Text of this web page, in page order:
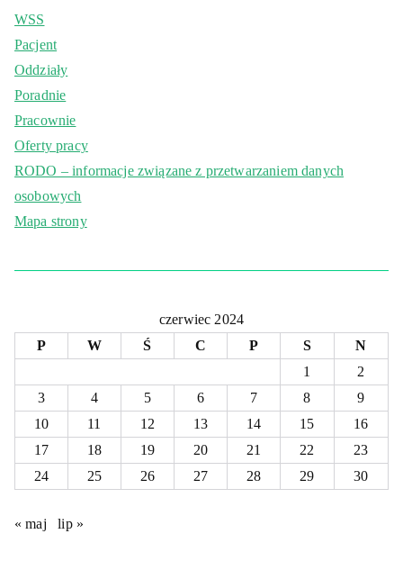
WSS
Pacjent
Oddziały
Poradnie
Pracownie
Oferty pracy
RODO – informacje związane z przetwarzaniem danych
osobowych
Mapa strony
czerwiec 2024
P
W Ś C P S
N
1
2
3
4 5 6 7 8
9
10
11 12 13 14 15
16
17
18 19 20 21 22
23
24
25 26 27 28 29 30
« maj lip »